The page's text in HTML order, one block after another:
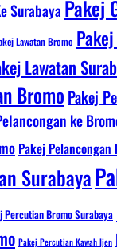
Surabaya Pakej
Lawatan Bromo
Lawatan
Bromo Pakej
ke
Pakej Pelancongan
Surabaya
Percutian Bromo Surabaya
Pakej Percutian Kawah Ijen